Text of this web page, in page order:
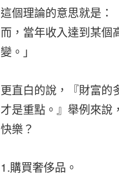
這個理論的意思就是：
而，當年收入達到某個
變。」
更直白的說，『財富的
才是重點。』舉例來說
快樂？
1.購買奢侈品。